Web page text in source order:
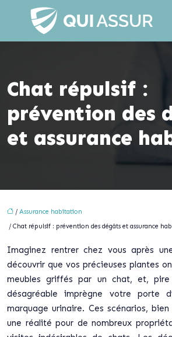
Chat répulsif :
prévention des
et assurance
/ Assurance habitation
/ Chat répulsif : prévention des dégâts et assurance
Imaginez rentrer chez vous après
découvrir que vos précieuses plantes
meubles griffés par un chat, et, pire
désagréable imprègne votre porte
marquage urinaire. Ces scénarios,
une réalité pour de nombreux